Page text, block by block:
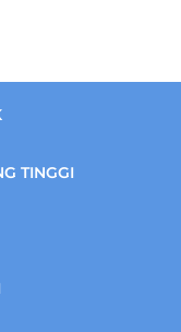
TINGGI